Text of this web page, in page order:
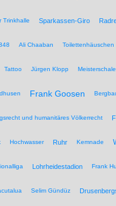
Trinkhalle Sparkassen-Giro
Ali Chaaban Toilettenhäuschen
Tattoo Jürgen Klopp Meisterschale
Frank Goosen
und humanitäres Völkerrecht
Hochwasser Ruhr Kemnade
Lohrheidestadion Frank
Selim Gündüz